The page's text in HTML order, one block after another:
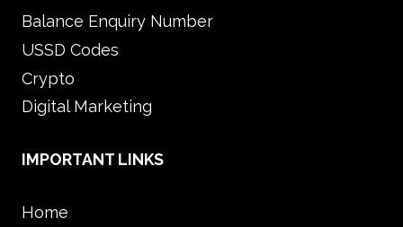
Balance Enquiry Number
USSD Codes
Crypto
Digital Marketing
IMPORTANT LINKS
Home